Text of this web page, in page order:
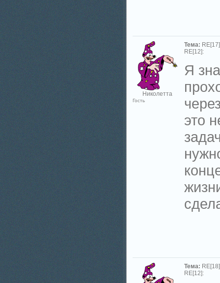
Николетта
Гость
Тема:
RE[12]:
Я
это
Тема:
RE[12]: